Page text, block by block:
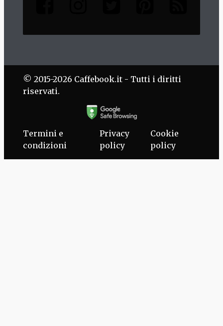
© 2015-2026 Caffebook.it - Tutti i diritti
riservati.
Termini e
condizioni
Privacy
policy
Cookie
policy